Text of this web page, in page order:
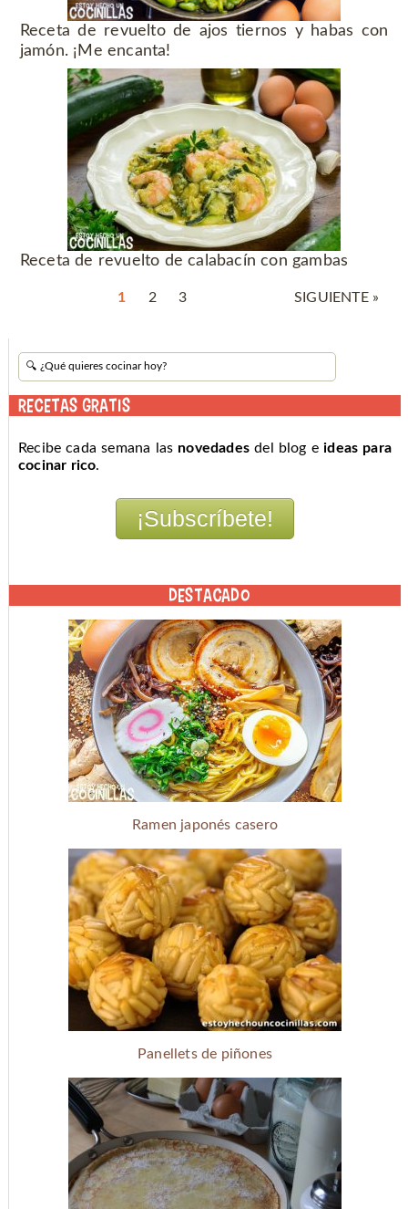
Receta de revuelto de ajos tiernos y habas con
jamón. ¡Me encanta!
Receta de revuelto de calabacín con gambas
1 2 3 SIGUIENTE »
RECETAS GRATIS
Recibe cada semana las novedades del blog eideas para
cocinar rico.
DESTACADO
Ramen japonés casero
Panellets de piñones